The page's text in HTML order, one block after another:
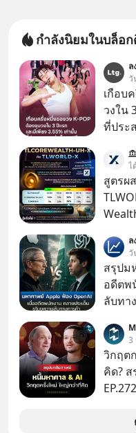
กำลังนิยมในบล็อ
ล
วั
เกือบ
วงใน
ที่ประ
เห็น
สเกล
ยอัลบั
BTS,
ไ
สูตรผ
วั
สรุปม
อดีตพ
ลับทา
เก่าที่
เดียว
3
วิกฤต
คิด?